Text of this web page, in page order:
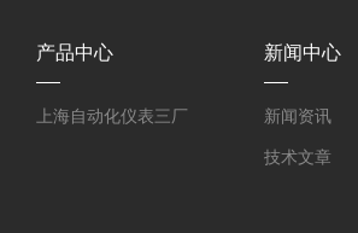
产品中心
上海自动化仪表三厂
新闻中心
新闻资讯
技术文章